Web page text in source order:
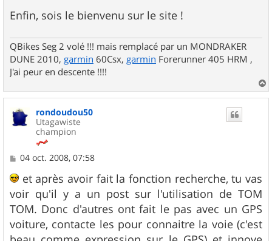
Enfin, sois le bienvenu sur le site !
QBikes Seg 2 volé !!! mais remplacé par un MONDRAKER
DUNE 2010, garmin 60Csx, garmin Forerunner 405 HRM ,
J'ai peur en descente !!!!
a
rondoudou50
Utagawiste
champion
M
s
s
a
g
e
04 oct. 2008, 07:58
et après avoir fait la fonction recherche, tu vas
voir qu'il y a un post sur l'utilisation de TOM
TOM. Donc d'autres ont fait le pas avec un GPS
voiture, contacte les pour connaitre la voie (c'est